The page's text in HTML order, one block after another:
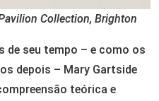
Collection, Brighton
seu tempo – e como os
depois – Mary Gartside
teórica e